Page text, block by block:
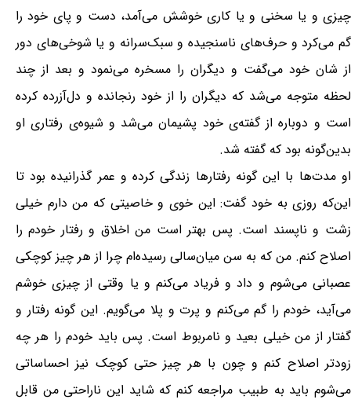
چیزی و یا سخنی و یا کاری خوشش می‌آمد، دست و پای خود را
گم می‌کرد و حرف‌های ناسنجیده و سبک‌سرانه و یا شوخی‌های دور
از شان خود می‌گفت و دیگران را مسخره می‌نمود و بعد از چند
لحظه متوجه می‌شد که دیگران را از خود رنجانده و دل‌آزرده کرده
است و دوباره از گفته‌ی خود پشیمان می‌شد و شیوه‌ی رفتاری او
بدین‌گونه بود که گفته شد.
او مدت‌ها با این گونه رفتارها زندگی کرده و عمر گذرانیده بود تا
این‌که روزی به خود گفت: این خوی و خاصیتی که من دارم خیلی
زشت و ناپسند است. پس بهتر است من اخلاق و رفتار خودم را
اصلاح کنم. من که به سن میان‌سالی رسیده‌ام چرا از هر چیز کوچکی
عصبانی می‌شوم و داد و فریاد می‌کنم و یا وقتی از چیزی خوشم
می‌آید، خودم را گم می‌کنم و پرت و پلا می‌گویم. این گونه رفتار و
گفتار از من خیلی بعید و نامربوط است. پس باید خودم را هر چه
زودتر اصلاح کنم و چون با هر چیز حتی کوچک نیز احساساتی
می‌شوم باید به طبیب مراجعه کنم که شاید این ناراحتی من قابل